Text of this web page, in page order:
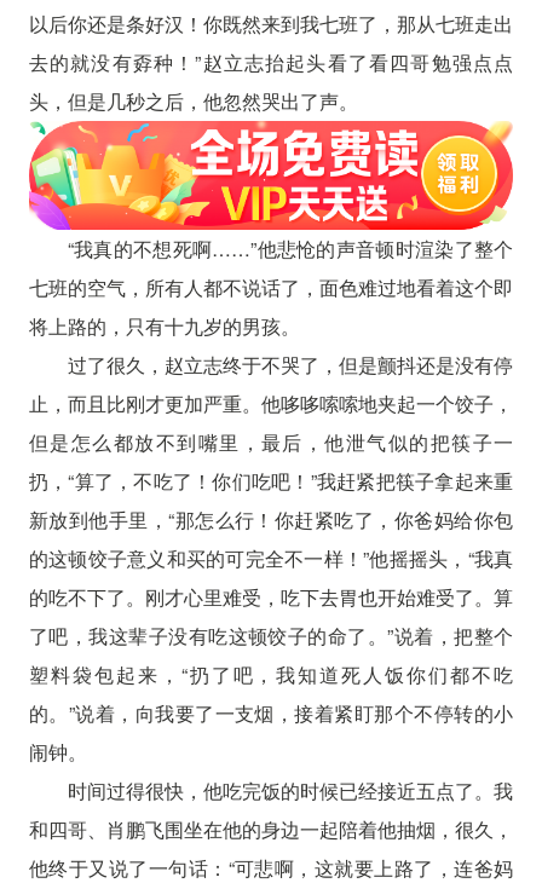
以后你还是条好汉！你既然来到我七班了，那从七班走出
去的就没有孬种！”赵立志抬起头看了看四哥勉强点点
头，但是几秒之后，他忽然哭出了声。
“我真的不想死啊……”他悲怆的声音顿时渲染了整个
七班的空气，所有人都不说话了，面色难过地看着这个即
将上路的，只有十九岁的男孩。
过了很久，赵立志终于不哭了，但是颤抖还是没有停
止，而且比刚才更加严重。他哆哆嗦嗦地夹起一个饺子，
但是怎么都放不到嘴里，最后，他泄气似的把筷子一
扔，“算了，不吃了！你们吃吧！”我赶紧把筷子拿起来重
新放到他手里，“那怎么行！你赶紧吃了，你爸妈给你包
的这顿饺子意义和买的可完全不一样！”他摇摇头，“我真
的吃不下了。刚才心里难受，吃下去胃也开始难受了。算
了吧，我这辈子没有吃这顿饺子的命了。”说着，把整个
塑料袋包起来，“扔了吧，我知道死人饭你们都不吃
的。”说着，向我要了一支烟，接着紧盯那个不停转的小
闹钟。
时间过得很快，他吃完饭的时候已经接近五点了。我
和四哥、肖鹏飞围坐在他的身边一起陪着他抽烟，很久，
他终于又说了一句话：“可悲啊，这就要上路了，连爸妈